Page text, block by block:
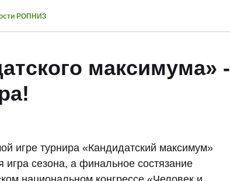
РОПНИЗ
максимума» -
игре турнира «Кандидатский максимум»
игра сезона, а финальное состязание